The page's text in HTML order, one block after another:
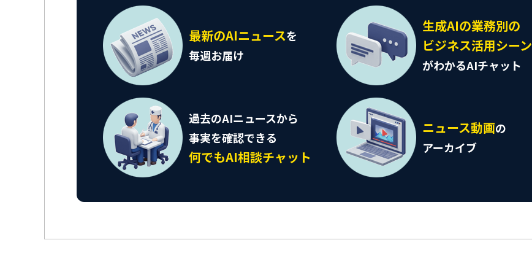
最新のAIニュースを
毎週お届け
生成AIの業務別の
ビジネス活用シーン
がわかるAIチャット
過去のAIニュースから
事実を確認できる
何でもAI相談チャット
ニュース動画の
アーカイブ